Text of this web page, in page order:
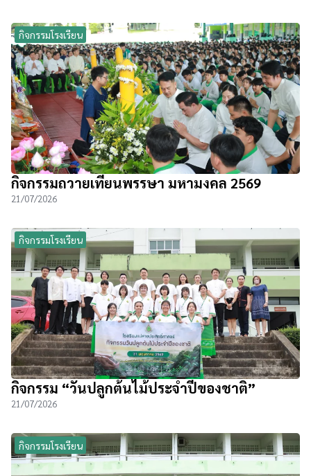
กิจกรรมโรงเรียน
กิจกรรมถวายเทียนพรรษา มหามงคล 2569
21/07/2026
กิจกรรมโรงเรียน
กิจกรรม “วันปลูกต้นไม้ประจำปีของชาติ”
21/07/2026
กิจกรรมโรงเรียน